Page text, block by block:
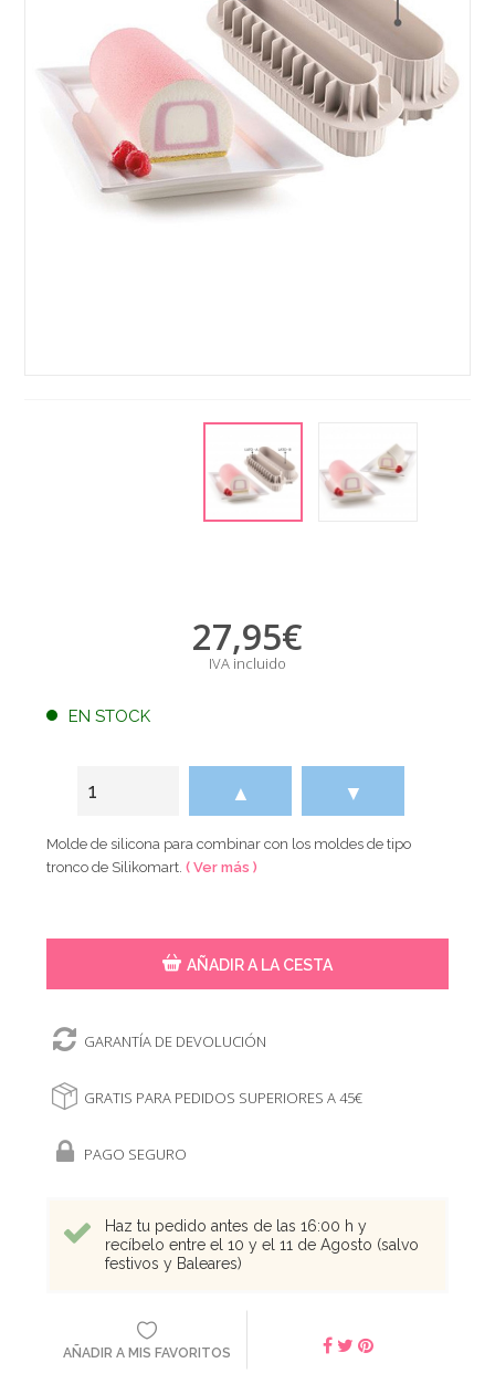
27,95€
IVA incluido
EN STOCK
▲ ▼
Molde de silicona para combinar con los moldes de tipo
tronco de Silikomart.( Ver más )
AÑADIR A LA CESTA
GARANTÍA DE DEVOLUCIÓN
GRATIS PARA PEDIDOS SUPERIORES A 45€
PAGO SEGURO
Haz tu pedido antes de las 16:00 h y
recíbelo entre el 10 y el 11 de Agosto (salvo
festivos y Baleares)
AÑADIR A MIS FAVORITOS